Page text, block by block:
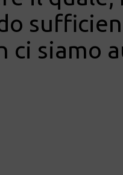
ci siamo